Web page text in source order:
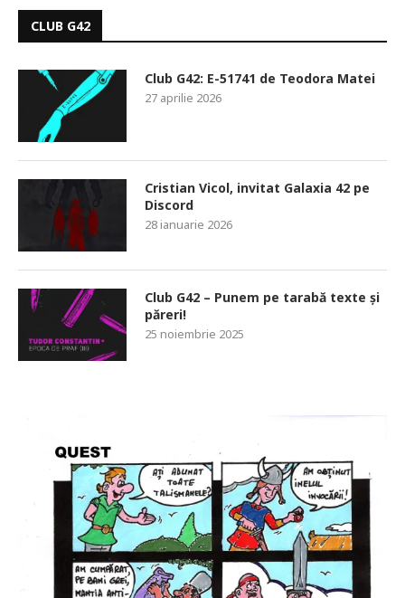
CLUB G42
Club G42: E-51741 de Teodora Matei
27 aprilie 2026
Cristian Vicol, invitat Galaxia 42 pe
Discord
28 ianuarie 2026
Club G42 – Punem pe tarabă texte și
păreri!
25 noiembrie 2025